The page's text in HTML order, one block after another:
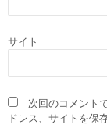
サイト
次回のコメント
ドレス、サイトを保